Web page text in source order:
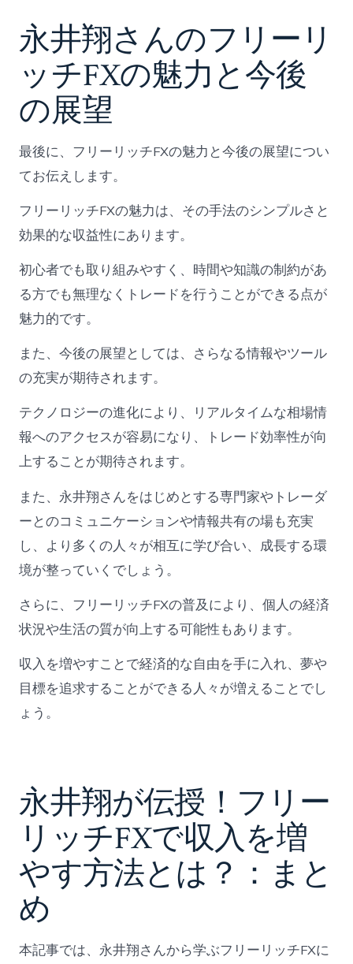
永井翔さんのフリーリ
ッチFXの魅力と今後
の展望
最後に、フリーリッチFXの魅力と今後の展望につい
てお伝えします。
フリーリッチFXの魅力は、その手法のシンプルさと
効果的な収益性にあります。
初心者でも取り組みやすく、時間や知識の制約があ
る方でも無理なくトレードを行うことができる点が
魅力的です。
また、今後の展望としては、さらなる情報やツール
の充実が期待されます。
テクノロジーの進化により、リアルタイムな相場情
報へのアクセスが容易になり、トレード効率性が向
上することが期待されます。
また、永井翔さんをはじめとする専門家やトレーダ
ーとのコミュニケーションや情報共有の場も充実
し、より多くの人々が相互に学び合い、成長する環
境が整っていくでしょう。
さらに、フリーリッチFXの普及により、個人の経済
状況や生活の質が向上する可能性もあります。
収入を増やすことで経済的な自由を手に入れ、夢や
目標を追求することができる人々が増えることでし
ょう。
永井翔が伝授！フリー
リッチFXで収入を増
やす方法とは？：まと
め
本記事では、永井翔さんから学ぶフリーリッチFXに